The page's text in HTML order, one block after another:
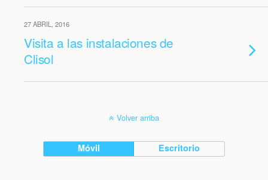
27 ABRIL, 2016
Visita a las instalaciones de
Clisol
Volver arriba
Móvil Escritorio